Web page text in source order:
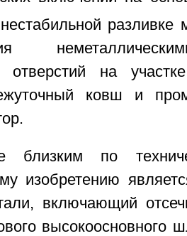
разливке
отверстий на
ковш и
близким по
изобретению
включающий
высокоосновного